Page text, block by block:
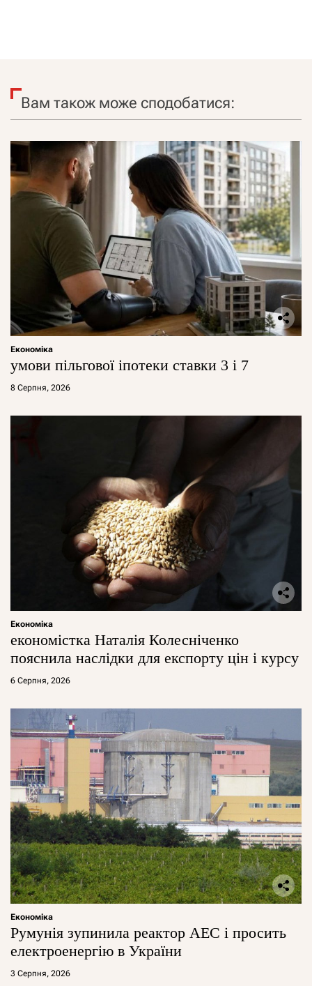
Вам також може сподобатися:
Економіка
умови пільгової іпотеки ставки 3 і 7
8 Серпня, 2026
Економіка
економістка Наталія Колесніченко
пояснила наслідки для експорту цін і курсу
6 Серпня, 2026
Економіка
Румунія зупинила реактор АЕС і просить
електроенергію в України
3 Серпня, 2026